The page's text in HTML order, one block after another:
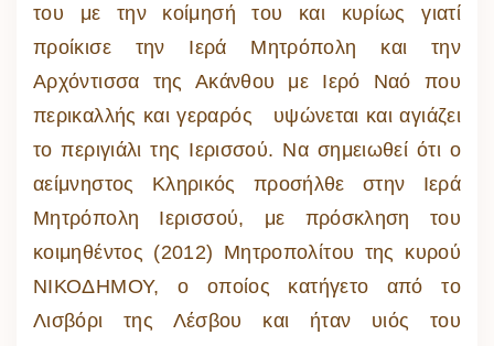
του με την κοίμησή του και κυρίως γιατί
προίκισε την Ιερά Μητρόπολη και την
Αρχόντισσα της Ακάνθου με Ιερό Ναό που
περικαλλής και γεραρός υψώνεται και αγιάζει
το περιγιάλι της Ιερισσού. Να σημειωθεί ότι ο
αείμνηστος Κληρικός προσήλθε στην Ιερά
Μητρόπολη Ιερισσού, με πρόσκληση του
κοιμηθέντος (2012) Μητροπολίτου της κυρού
ΝΙΚΟΔΗΜΟΥ, ο οποίος κατήγετο από το
Λισβόρι της Λέσβου και ήταν υιός του